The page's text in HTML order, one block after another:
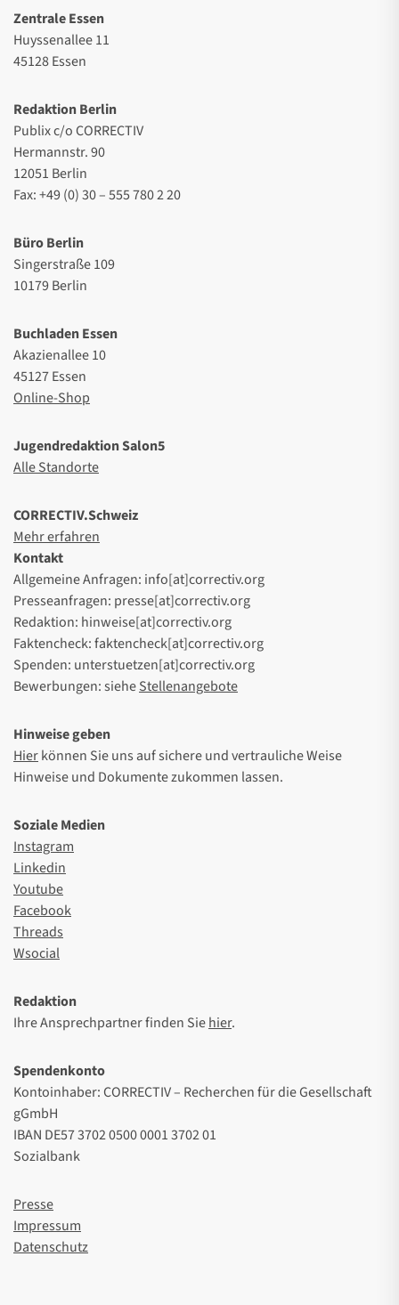
Zentrale Essen
Huyssenallee 11
45128 Essen
Redaktion Berlin
Publix c/o CORRECTIV
Hermannstr. 90
12051 Berlin
Fax: +49 (0) 30 – 555 780 2 20
Büro Berlin
Singerstraße 109
10179 Berlin
Buchladen Essen
Akazienallee 10
45127 Essen
Online-Shop
Jugendredaktion Salon5
Alle Standorte
CORRECTIV.Schweiz
Mehr erfahren
Kontakt
Allgemeine Anfragen: info[at]correctiv.org
Presseanfragen: presse[at]correctiv.org
Redaktion: hinweise[at]correctiv.org
Faktencheck: faktencheck[at]correctiv.org
Spenden: unterstuetzen[at]correctiv.org
Bewerbungen: sieheStellenangebote
Hinweise geben
Hierkönnen Sie uns auf sichere und vertrauliche Weise
Hinweise und Dokumente zukommen lassen.
Soziale Medien
Instagram
Linkedin
Youtube
Facebook
Threads
Wsocial
Redaktion
Ihre Ansprechpartner finden Siehier.
Spendenkonto
Kontoinhaber: CORRECTIV – Recherchen für die Gesellschaft
gGmbH
IBAN DE57 3702 0500 0001 3702 01
Sozialbank
Presse
Impressum
Datenschutz